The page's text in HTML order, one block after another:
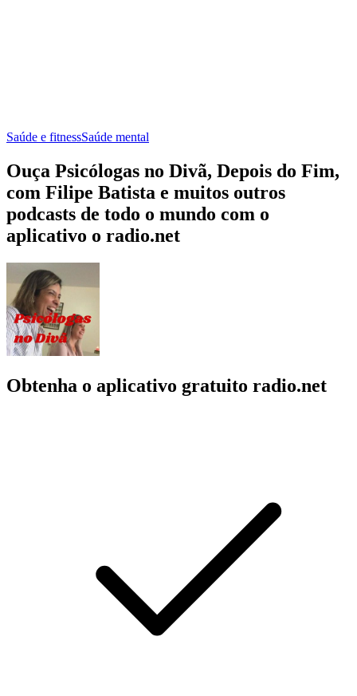
Saúde e fitnessSaúde mental
Ouça Psicólogas no Divã, Depois do Fim,
com Filipe Batista e muitos outros
podcasts de todo o mundo com o
aplicativo o radio.net
Obtenha o aplicativo gratuito radio.net